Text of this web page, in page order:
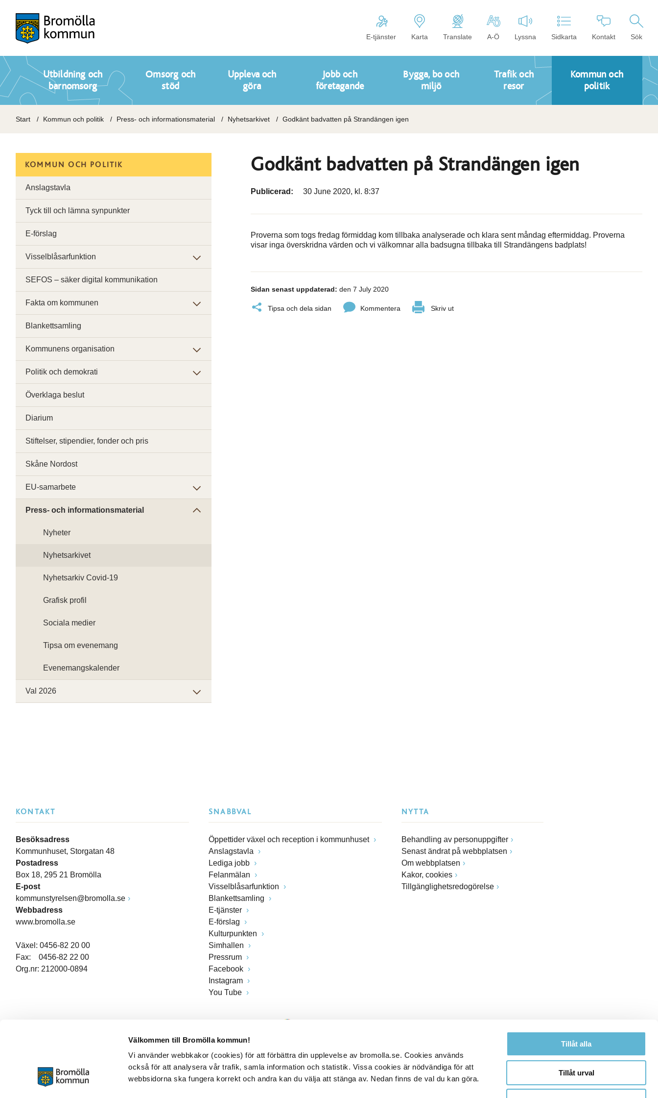
Välkommen till Bromölla kommun!
Vi använder webbkakor (cookies) för att förbättra din upplevelse av bromolla.se. Cookies används
också för att analysera vår trafik, samla information och statistik. Vissa cookies är nödvändiga för att
webbsidorna ska fungera korrekt och andra kan du välja att stänga av. Nedan finns de val du kan göra.
Tillåt alla
Tillåt urval
E-tjänster Karta Translate A-Ö Lyssna Sidkarta Kontakt Sök
Utbildning och
barnomsorg
Omsorg och
stöd
Uppleva och
göra
Jobb och
företagande
Bygga, bo och
miljö
Trafik och
resor
Kommun och
politik
Start Kommun och politik Press- och informationsmaterial Nyhetsarkivet Godkänt badvatten på Strandängen igen
Godkänt badvatten på Strandängen igen
Publicerad: 30 June 2020, kl. 8:37
Proverna som togs fredag förmiddag kom tillbaka analyserade och klara sent måndag eftermiddag. Proverna
visar inga överskridna värden och vi välkomnar alla badsugna tillbaka till Strandängens badplats!
Sidan senast uppdaterad: den 7 July 2020
Tipsa och dela sidan Kommentera Skriv ut
KOMMUN OCH POLITIK
Anslagstavla
Tyck till och lämna synpunkter
E-förslag
Visselblåsarfunktion
SEFOS – säker digital kommunikation
Fakta om kommunen
Blankettsamling
Kommunens organisation
Politik och demokrati
Överklaga beslut
Diarium
Stiftelser, stipendier, fonder och pris
Skåne Nordost
EU-samarbete
Press- och informationsmaterial
Nyheter
Nyhetsarkivet
Nyhetsarkiv Covid-19
Grafisk profil
Sociala medier
Tipsa om evenemang
Evenemangskalender
Val 2026
KONTAKT
Besöksadress
Kommunhuset, Storgatan 48
Postadress
Box 18, 295 21 Bromölla
E-post
kommunstyrelsen@bromolla.se
Webbadress
www.bromolla.se
Växel: 0456-82 20 00
Fax: 0456-82 22 00
Org.nr: 212000-0894
SNABBVAL
Öppettider växel och reception i kommunhuset
Anslagstavla
Lediga jobb
Felanmälan
Visselblåsarfunktion
Blankettsamling
E-tjänster
E-förslag
Kulturpunkten
Simhallen
Pressrum
Facebook
Instagram
You Tube
NYTTA
Behandling av personuppgifter
Senast ändrat på webbplatsen
Om webbplatsen
Kakor, cookies
Tillgänglighetsredogörelse